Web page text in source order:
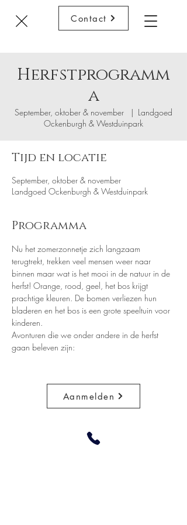
Contact
Herfstprogramm
a
September, oktober & november
  |
Landgoed
Ockenburgh & Westduinpark
Tijd en locatie
September, oktober & november
Landgoed Ockenburgh & Westduinpark
Programma
Nu het zomerzonnetje zich langzaam
terugtrekt, trekken veel mensen weer naar
binnen maar wat is het mooi in de natuur in de
herfst! Orange, rood, geel, het bos krijgt
prachtige kleuren. De bomen verliezen hun
bladeren en het bos is een grote speeltuin voor
kinderen.
Avonturen die we onder andere in de herfst
gaan beleven zijn:
Aanmelden